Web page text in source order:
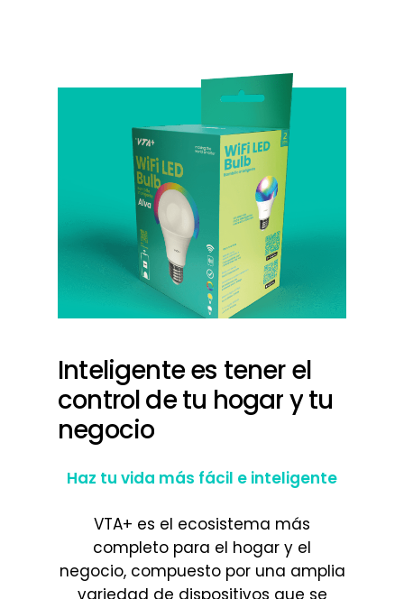
Inteligentees tenerel
controldetu hogarytu
negocio
Haz tu vida más fácil e inteligente
VTA+ es el ecosistema más
completo para el hogar y el
negocio, compuesto por una amplia